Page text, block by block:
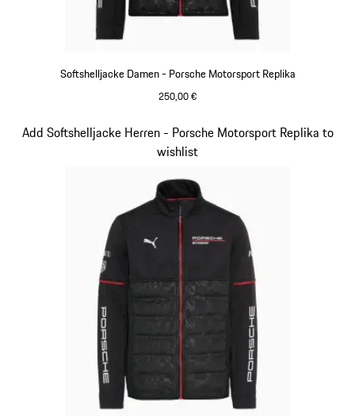
Softshelljacke Damen - Porsche Motorsport Replika
250,00 €
Add Softshelljacke Herren - Porsche Motorsport Replika to
wishlist
Slide 13 von 20